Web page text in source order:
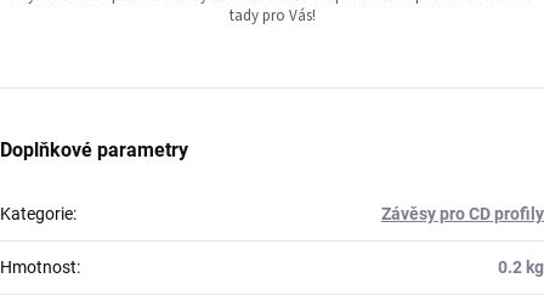
tady pro Vás!
Doplňkové parametry
Kategorie: Závěsy pro CD profily
Hmotnost: 0.2 kg